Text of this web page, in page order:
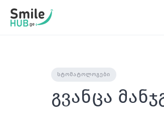
გადასვლა
ᲡᲢᲝᲛᲐᲢᲝᲚᲝᲒᲔᲑᲘ
გვანცა